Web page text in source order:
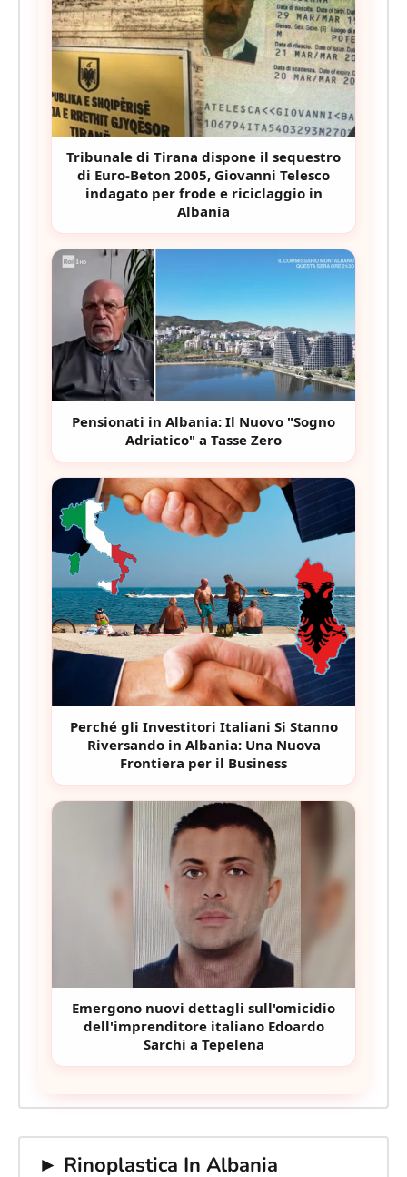
Tribunale di Tirana dispone il sequestro
di Euro-Beton 2005, Giovanni Telesco
indagato per frode e riciclaggio in
Albania
Pensionati in Albania: Il Nuovo "Sogno
Adriatico" a Tasse Zero
Perché gli Investitori Italiani Si Stanno
Riversando in Albania: Una Nuova
Frontiera per il Business
Emergono nuovi dettagli sull'omicidio
dell'imprenditore italiano Edoardo
Sarchi a Tepelena
► Rinoplastica In Albania